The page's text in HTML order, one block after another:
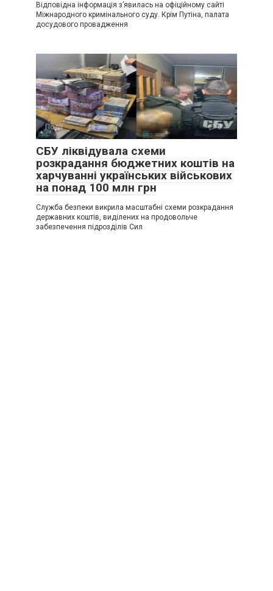
Відповідна інформація з’явилась на офіційному сайті
Міжнародного кримінального суду. Крім Путіна, палата
досудового провадження
Події 0
СБУ ліквідувала схеми
розкрадання бюджетних коштів на
харчуванні українських військових
на понад 100 млн грн
Служба безпеки викрила масштабні схеми розкрадання
державних коштів, виділених на продовольче
забезпечення підрозділів Сил